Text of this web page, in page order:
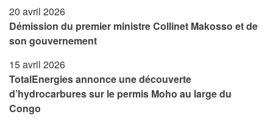
20 avril 2026
Démission du premier ministre Collinet Makosso et de
son gouvernement
15 avril 2026
TotalEnergies annonce une découverte
d’hydrocarbures sur le permis Moho au large du
Congo